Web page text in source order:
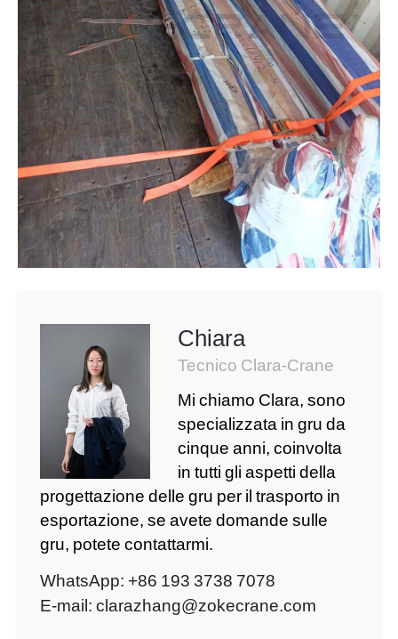
Chiara
Tecnico Clara-Crane
Mi chiamo Clara, sono
specializzata in gru da
cinque anni, coinvolta
in tutti gli aspetti della
progettazione delle gru per il trasporto in
esportazione, se avete domande sulle
gru, potete contattarmi.
WhatsApp: +86 193 3738 7078
E-mail: clarazhang@zokecrane.com